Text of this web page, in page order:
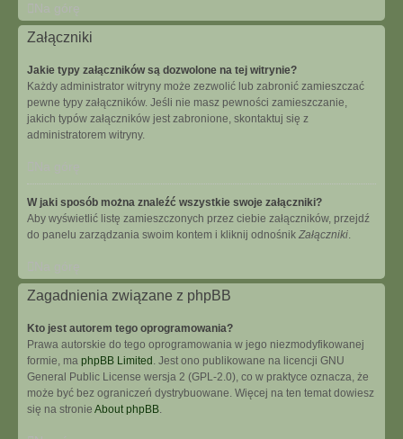
Na górę
Załączniki
Jakie typy załączników są dozwolone na tej witrynie?
Każdy administrator witryny może zezwolić lub zabronić zamieszczać
pewne typy załączników. Jeśli nie masz pewności zamieszczanie,
jakich typów załączników jest zabronione, skontaktuj się z
administratorem witryny.
W jaki sposób można znaleźć wszystkie swoje załączniki?
Aby wyświetlić listę zamieszczonych przez ciebie załączników, przejdź
do panelu zarządzania swoim kontem i kliknij odnośnik Załączniki.
Zagadnienia związane z phpBB
Kto jest autorem tego oprogramowania?
Prawa autorskie do tego oprogramowania w jego niezmodyfikowanej
formie, ma phpBB Limited . Jest ono publikowane na licencji GNU
General Public License wersja 2 (GPL-2.0), co w praktyce oznacza, że
może być bez ograniczeń dystrybuowane. Więcej na ten temat dowiesz
się na stronie About phpBB.